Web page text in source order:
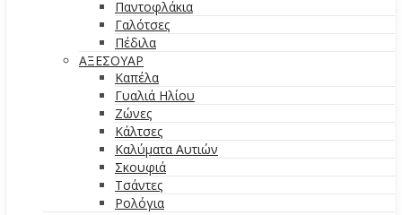
Παντοφλάκια
Γαλότσες
Πέδιλα
ΑΞΕΣΟΥΑΡ
Καπέλα
Γυαλιά Ηλίου
Ζώνες
Κάλτσες
Καλύματα Αυτιών
Σκουφιά
Τσάντες
Ρολόγια